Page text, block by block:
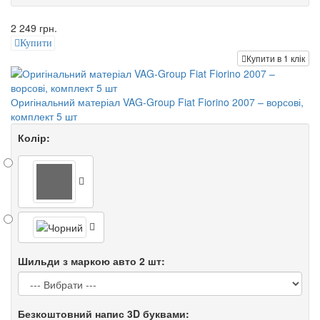
2 249 грн.
Купити
Купити в 1 клік
Оригінальний матеріал VAG-Group Fiat Fiorino 2007 – ворсові,
комплект 5 шт
Колір:
Шильди з маркою авто 2 шт:
Безкоштовний напис 3D буквами: